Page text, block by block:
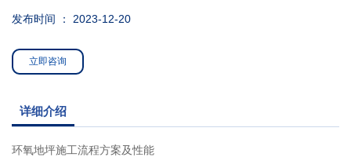
发布时间 ： 2023-12-20
立即咨询
详细介绍
环氧地坪施工流程方案及性能